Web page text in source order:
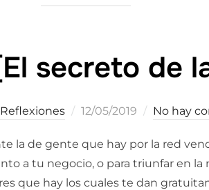
secreto de
Reflexiones
Publicado
12/05/2019 No hay
la de gente que hay por la red
a tu negocio, o para triunfar en la
que hay los cuales te dan